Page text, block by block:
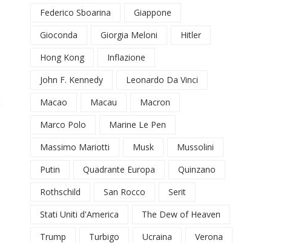
Federico Sboarina
Giappone
Gioconda
Giorgia Meloni
Hitler
Hong Kong
Inflazione
John F. Kennedy
Leonardo Da Vinci
Macao
Macau
Macron
Marco Polo
Marine Le Pen
Massimo Mariotti
Musk
Mussolini
Putin
Quadrante Europa
Quinzano
Rothschild
San Rocco
Serit
Stati Uniti d'America
The Dew of Heaven
Trump
Turbigo Ucraina
Verona